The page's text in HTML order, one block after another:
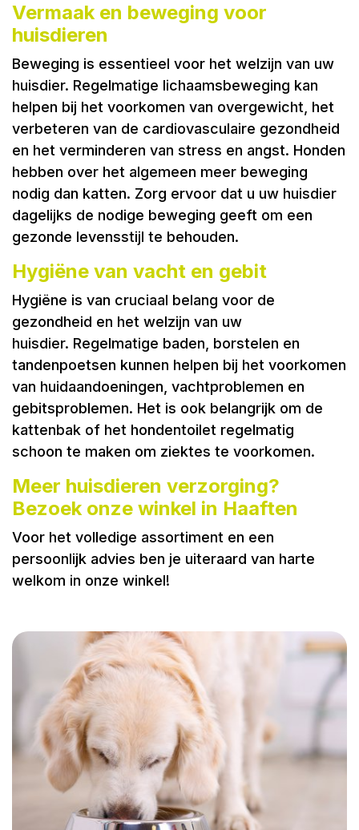
Vermaak en beweging voor
huisdieren
Beweging is essentieel voor het welzijn van uw
huisdier. Regelmatige lichaamsbeweging kan
helpen bij het voorkomen van overgewicht, het
verbeteren van de cardiovasculaire gezondheid
en het verminderen van stress en angst. Honden
hebben over het algemeen meer beweging
nodig dan katten. Zorg ervoor dat u uw huisdier
dagelijks de nodige beweging geeft om een
gezonde levensstijl te behouden.
Hygiëne van vacht en gebit
Hygiëne is van cruciaal belang voor de
gezondheid en het welzijn van uw
huisdier. Regelmatige baden, borstelen en
tandenpoetsen kunnen helpen bij het voorkomen
van huidaandoeningen, vachtproblemen en
gebitsproblemen. Het is ook belangrijk om de
kattenbak of het hondentoilet regelmatig
schoon te maken om ziektes te voorkomen.
Meer huisdieren verzorging?
Bezoek onze winkel in Haaften
Voor het volledige assortiment en een
persoonlijk advies ben je uiteraard van harte
welkom in onze winkel!